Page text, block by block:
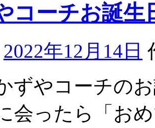
コーチお誕生
2022年12月14日
ずやコーチの
会ったら「お